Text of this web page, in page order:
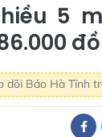
5
dõi Báo Hà Tĩnh